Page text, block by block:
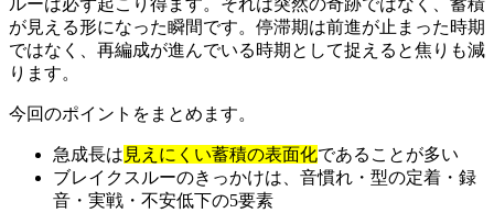
ルーは必ず起こり得ます。それは突然の奇跡ではなく、蓄積
が見える形になった瞬間です。停滞期は前進が止まった時期
ではなく、再編成が進んでいる時期として捉えると焦りも減
ります。
今回のポイントをまとめます。
急成長は 見えにくい蓄積の表面化であることが多い
ブレイクスルーのきっかけは、音慣れ・型の定着・録
音・実戦・不安低下の5要素